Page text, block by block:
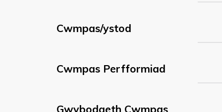
Cwmpas/ystod
Cwmpas Perfformiad
Gwybodaeth Cwmpas